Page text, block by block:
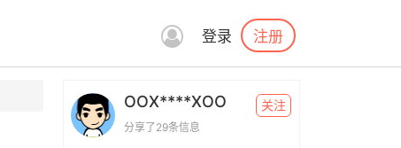
登录 注册
OOX****XOO
分享了29条信息
关注